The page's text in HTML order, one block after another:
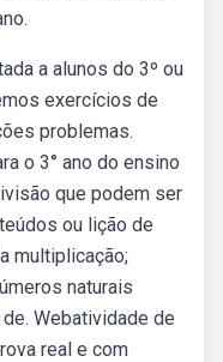
a alunos do 3º ou
exercícios de
problemas.
o 3° ano do ensino
que podem ser
ou lição de
multiplicação;
naturais
Webatividade de
real e com